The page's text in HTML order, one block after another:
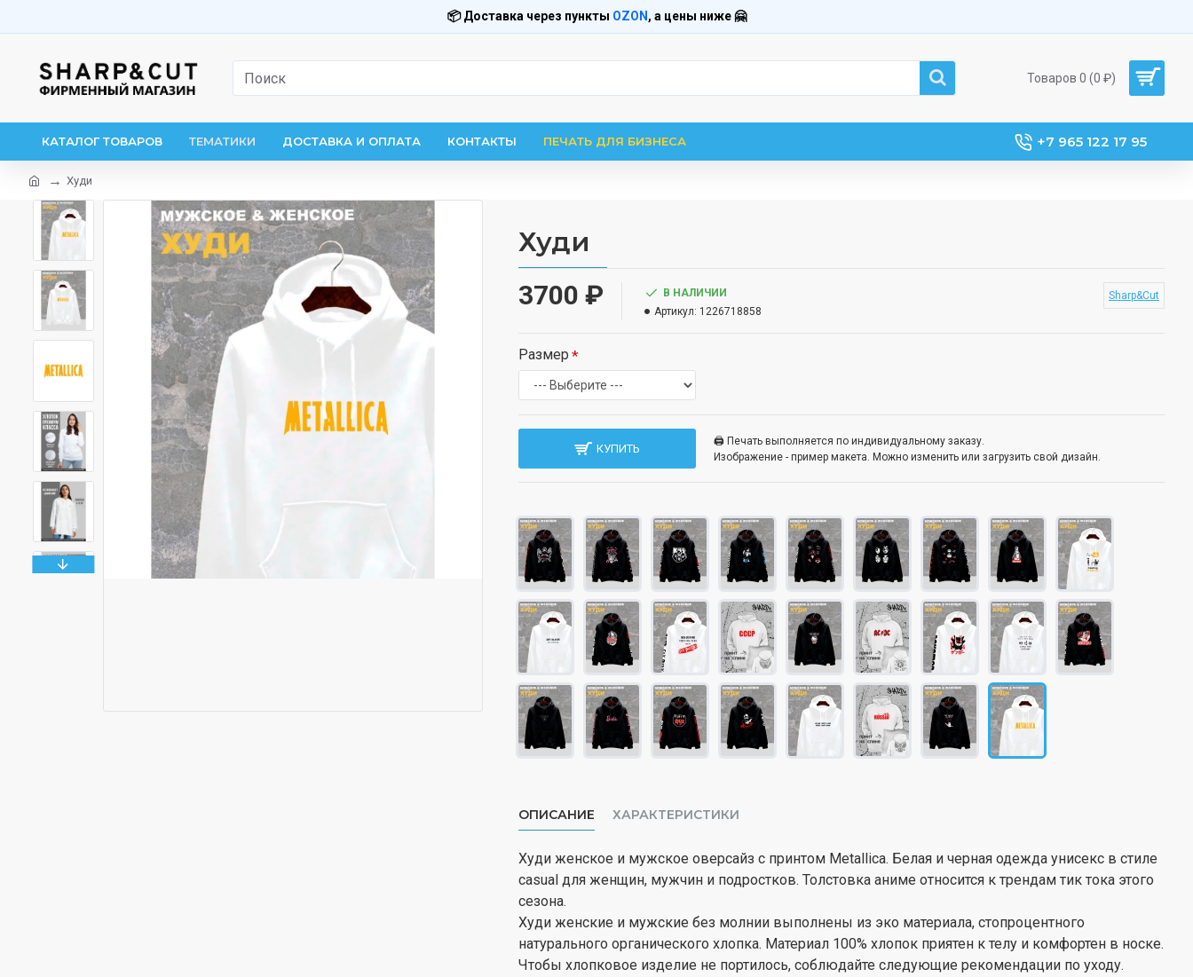
📦 Доставка через пункты OZON , а цены ниже 🤗
Товаров 0 (0 ₽)
КАТАЛОГ ТОВАРОВ ТЕМАТИКИ ДОСТАВКА И ОПЛАТА КОНТАКТЫ ПЕЧАТЬ ДЛЯ БИЗНЕСА +7 965 122 17 95
Худи
Худи
3700 ₽
В НАЛИЧИИ
Артикул: 1226718858
Sharp&Cut
Размер
КУПИТЬ
🖨️ Печать выполняется по индивидуальному заказу.
Изображение - пример макета. Можно изменить или загрузить свой дизайн.
ОПИСАНИЕ ХАРАКТЕРИСТИКИ
Худи женское и мужское оверсайз с принтом Metallica. Белая и черная одежда унисекс в стиле
casual для женщин, мужчин и подростков. Толстовка аниме относится к трендам тик тока этого
сезона.
Худи женские и мужские без молнии выполнены из эко материала, стопроцентного
натурального органического хлопка. Материал 100% хлопок приятен к телу и комфортен в носке.
Чтобы хлопковое изделие не портилось, соблюдайте следующие рекомендации по уходу.